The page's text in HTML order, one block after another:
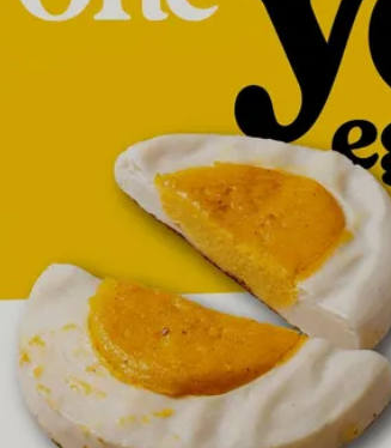
עשיר בחלבון על האש
KETO